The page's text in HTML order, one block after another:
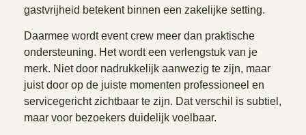
gastvrijheid betekent binnen een zakelijke setting.
Daarmee wordt event crew meer dan praktische
ondersteuning. Het wordt een verlengstuk van je
merk. Niet door nadrukkelijk aanwezig te zijn, maar
juist door op de juiste momenten professioneel en
servicegericht zichtbaar te zijn. Dat verschil is subtiel,
maar voor bezoekers duidelijk voelbaar.